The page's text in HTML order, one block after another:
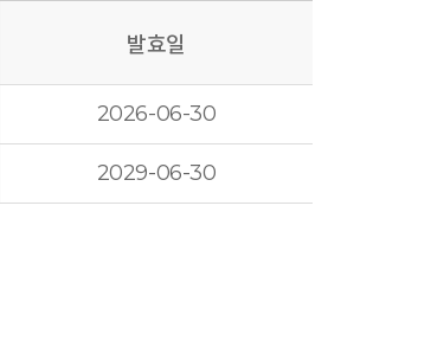
발효일
2026-06-30
2029-06-30